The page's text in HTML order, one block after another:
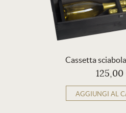
Cassetta
AGGIUNGI AL